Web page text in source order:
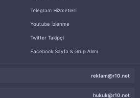
Telegram Hizmetleri
Youtube İzlenme
Twitter Takipçi
Facebook Sayfa & Grup Alımı
reklam@r10.net
hukuk@r10.net